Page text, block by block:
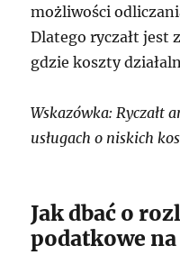
możliwości
Dlatego ryczałt jest
gdzie koszty
Wskazówka: Ryczałt
usługach o niskich
Jak dbać o
podatkowe